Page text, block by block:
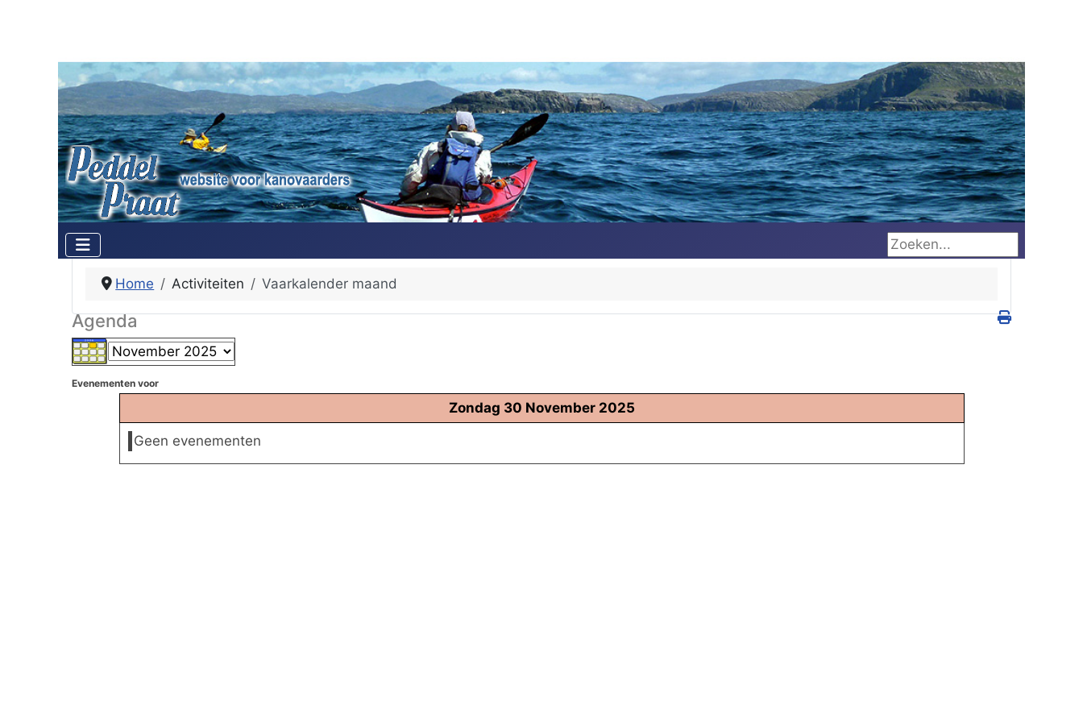
Zoeken...
Home Activiteiten Vaarkalender maand
Agenda
Evenementen voor
Zondag 30 November 2025
Geen evenementen